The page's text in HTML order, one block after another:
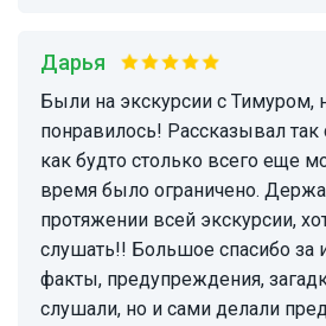
Дарья
Были на экскурсии с Тимуром, нам очень
понравилось! Рассказывал так
как будто столько всего еще
время было ограничено.
протяжении всей экскурсии,
слушать!! Большое спасибо за
факты, предупреждения,
слушали, но и сами делали